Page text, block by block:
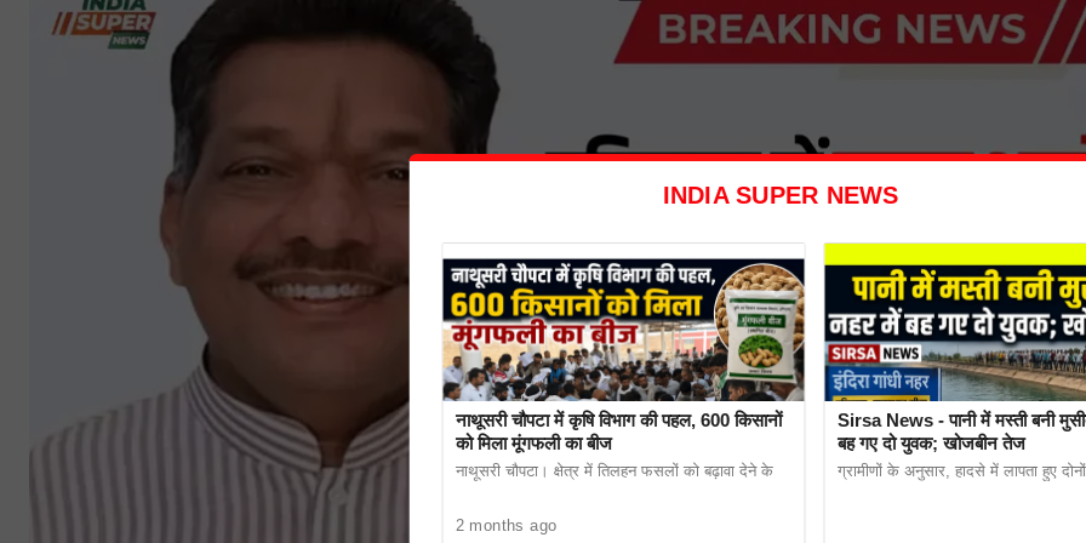
INDIA SUPER NEWS
नाथूसरी चौपटा में कृषि विभाग की पहल, 600 किसानों
को मिला मूंगफली का बीज
नाथूसरी चौपटा। क्षेत्र में तिलहन फसलों को बढ़ावा देने के
2 months ago
Sirsa News - पानी में मस्ती बनी
बह गए दो युवक; खोजबीन तेज
ग्रामीणों के अनुसार, हादसे में लापता हुए